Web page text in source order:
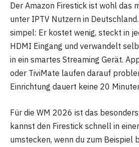
Der Amazon Firestick ist wohl das
unter IPTV Nutzern in
simpel: Er kostet wenig, steckt in
HDMI Eingang und verwandelt
in ein smartes Streaming Gerät.
oder TiviMate laufen darauf
Einrichtung dauert keine 20
Für die WM 2026 ist das
kannst den Firestick schnell in
umstecken, wenn du zum Beispiel